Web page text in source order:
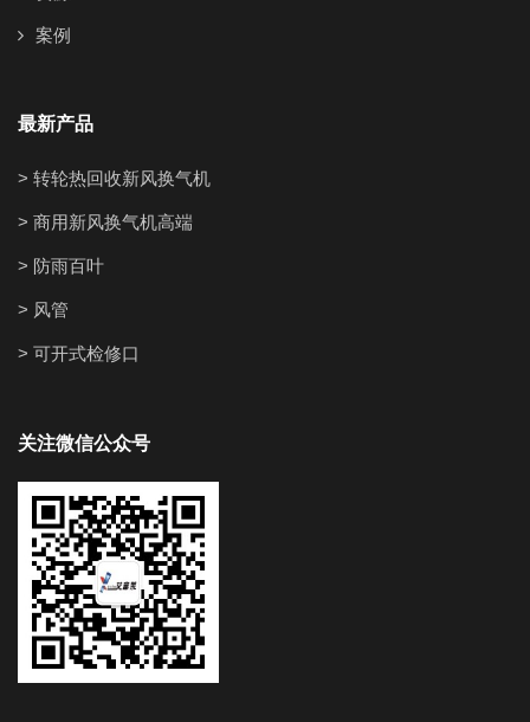
案例
最新产品
> 转轮热回收新风换气机
> 商用新风换气机高端
> 防雨百叶
> 风管
> 可开式检修口
关注微信公众号